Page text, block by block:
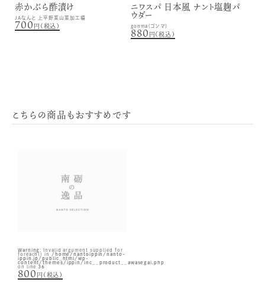
赤かぶら酢漬け
JAなんと 上平野菜山菜加工場
700円（税込）
ニワスパ 日本風 ナント塩麹パ
ウダー
gonma（ゴンマ）
880 円（税込）
こちらの商品もおすすめです
Warning: Invalid argument supplied for
foreach() in
/home/nantoippin/nanto-
ippin.jp/public_html/wp-
content/themes/ippin/inc__product__awasegai.php
on line36
800 円（税込）